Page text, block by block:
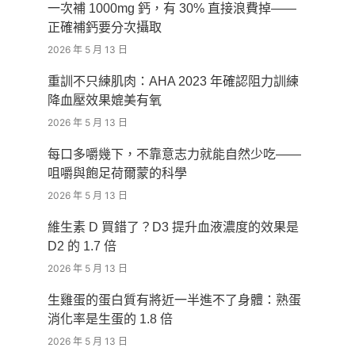
一次補 1000mg 鈣，有 30% 直接浪費掉——
正確補鈣要分次攝取
2026 年 5 月 13 日
重訓不只練肌肉：AHA 2023 年確認阻力訓練
降血壓效果媲美有氧
2026 年 5 月 13 日
每口多嚼幾下，不靠意志力就能自然少吃——
咀嚼與飽足荷爾蒙的科學
2026 年 5 月 13 日
維生素 D 買錯了？D3 提升血液濃度的效果是
D2 的 1.7 倍
2026 年 5 月 13 日
生雞蛋的蛋白質有將近一半進不了身體：熟蛋
消化率是生蛋的 1.8 倍
2026 年 5 月 13 日